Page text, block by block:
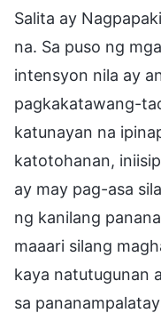
Salita ay
na. Sa puso ng
intensyon nila ay
pagkakatawang-
katunayan na
katotohanan,
ay may pag-asa
ng kanilang
maaari silang
kaya natutugunan
sa